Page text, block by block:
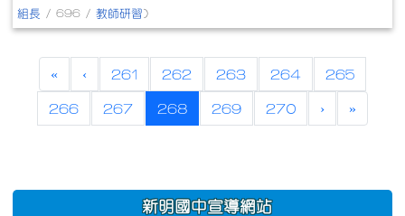
組長 / 696 / 教師研習 )
« ‹ 261 262 263 264 265
266 267 268(current)
269 270 › »
:::
新明國中宣導網站